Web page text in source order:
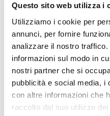
Questo sito web utilizza i
Utilizziamo i cookie per
annunci, per fornire
analizzare il nostro
informazioni sul modo in
nostri partner che si
pubblicità e social media, i
con altre informazioni che
raccolto dal suo utilizzo dei
Oggetto:
FORNITURA
CONTR.N. 116 /23
Elenco operatori
Codice Fiscale:
Procedura di scelta:
Affidamento ai sensi
Aziendale per Lavori